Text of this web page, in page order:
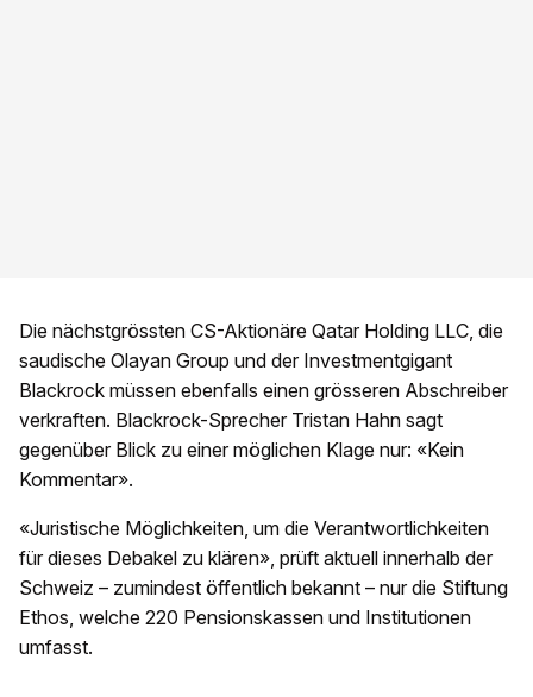
Die nächstgrössten CS-Aktionäre Qatar Holding LLC, die
saudische Olayan Group und der Investmentgigant
Blackrock müssen ebenfalls einen grösseren Abschreiber
verkraften. Blackrock-Sprecher Tristan Hahn sagt
gegenüber Blick zu einer möglichen Klage nur: «Kein
Kommentar».
«Juristische Möglichkeiten, um die Verantwortlichkeiten
für dieses Debakel zu klären», prüft aktuell innerhalb der
Schweiz – zumindest öffentlich bekannt – nur die Stiftung
Ethos, welche 220 Pensionskassen und Institutionen
umfasst.